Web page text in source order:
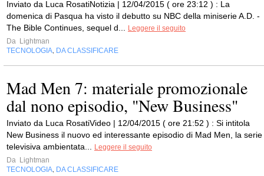
Inviato da Luca RosatiNotizia | 12/04/2015 ( ore 23:12 ) : La
domenica di Pasqua ha visto il debutto su NBC della miniserie A.D. -
The Bible Continues, sequel d...
Leggere il seguito
Da Lightman
TECNOLOGIA DA CLASSIFICARE
Mad Men 7: materiale promozionale
dal nono episodio, "New Business"
Inviato da Luca RosatiVideo | 12/04/2015 ( ore 21:52 ) : Si intitola
New Business il nuovo ed interessante episodio di Mad Men, la serie
televisiva ambientata...
Leggere il seguito
Da Lightman
TECNOLOGIA DA CLASSIFICARE